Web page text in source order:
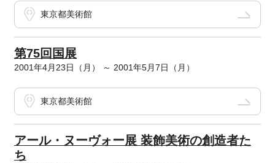
東京都美術館
第75回国展
2001年4月23日（月） ～ 2001年5月7日（月）
東京都美術館
アール・ヌーヴォー展 装飾美術の創造者た
ち